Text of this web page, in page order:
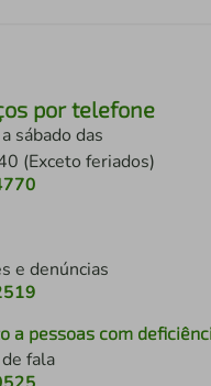
por telefone
sábado das
(Exceto feriados)
e denúncias
a pessoas com
fala